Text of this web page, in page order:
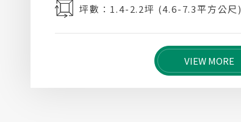
坪數：1.4-2.2坪 (4.6-7.3平方公尺)
VIEW MORE